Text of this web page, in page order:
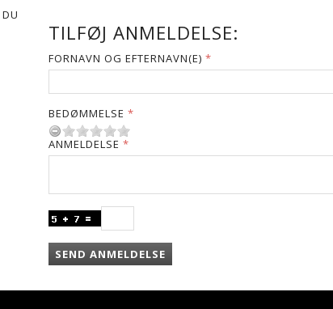
TILFØJ ANMELDELSE:
FORNAVN OG EFTERNAVN(E)
BEDØMMELSE
ANMELDELSE
SEND ANMELDELSE